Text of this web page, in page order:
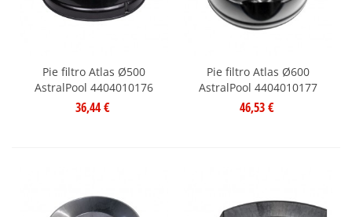
Pie filtro Atlas Ø500
AstralPool 4404010176
36,44 €
Pie filtro Atlas Ø600
AstralPool 4404010177
46,53 €